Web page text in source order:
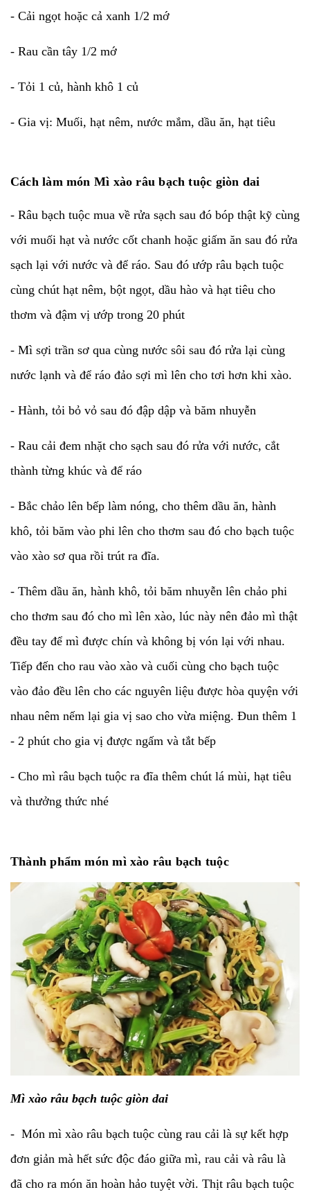
- Cải ngọt hoặc cả xanh 1/2 mớ
- Rau cần tây 1/2 mớ
- Tỏi 1 củ, hành khô 1 củ
- Gia vị: Muối, hạt nêm, nước mắm, dầu ăn, hạt tiêu
Cách làm món Mì xào râu bạch tuộc giòn dai
- Râu bạch tuộc mua về rửa sạch sau đó bóp thật kỹ cùng
với muối hạt và nước cốt chanh hoặc giấm ăn sau đó rửa
sạch lại với nước và để ráo. Sau đó ướp râu bạch tuộc
cùng chút hạt nêm, bột ngọt, dầu hào và hạt tiêu cho
thơm và đậm vị ướp trong 20 phút
- Mì sợi trần sơ qua cùng nước sôi sau đó rửa lại cùng
nước lạnh và để ráo đảo sợi mì lên cho tơi hơn khi xào.
- Hành, tỏi bỏ vỏ sau đó đập dập và băm nhuyễn
- Rau cải đem nhặt cho sạch sau đó rửa với nước, cắt
thành từng khúc và để ráo
- Bắc chảo lên bếp làm nóng, cho thêm dầu ăn, hành
khô, tỏi băm vào phi lên cho thơm sau đó cho bạch tuộc
vào xào sơ qua rồi trút ra đĩa.
- Thêm dầu ăn, hành khô, tỏi băm nhuyễn lên chảo phi
cho thơm sau đó cho mì lên xào, lúc này nên đảo mì thật
đều tay để mì được chín và không bị vón lại với nhau.
Tiếp đến cho rau vào xào và cuối cùng cho bạch tuộc
vào đảo đều lên cho các nguyên liệu được hòa quyện với
nhau nêm nếm lại gia vị sao cho vừa miệng. Đun thêm 1
- 2 phút cho gia vị được ngấm và tắt bếp
- Cho mì râu bạch tuộc ra đĩa thêm chút lá mùi, hạt tiêu
và thưởng thức nhé
Thành phẩm món mì xào râu bạch tuộc
Mì xào râu bạch tuộc giòn dai
- Món mì xào râu bạch tuộc cùng rau cải là sự kết hợp
đơn giản mà hết sức độc đáo giữa mì, rau cải và râu là
đã cho ra món ăn hoàn hảo tuyệt vời. Thịt râu bạch tuộc